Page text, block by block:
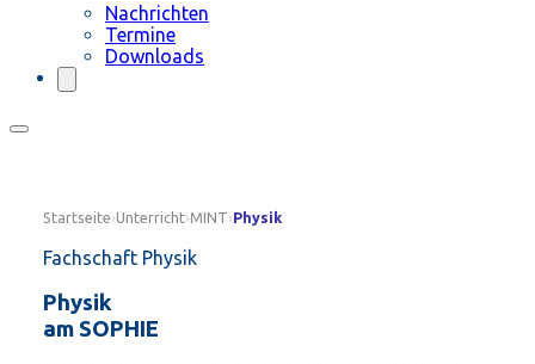
Nachrichten
Termine
Downloads
Startseite›Unterricht›MINT›Physik
Fachschaft Physik
Physik
am SOPHIE